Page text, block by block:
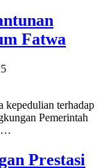
Fatwa
terhadap
Pemerintah
Prestasi